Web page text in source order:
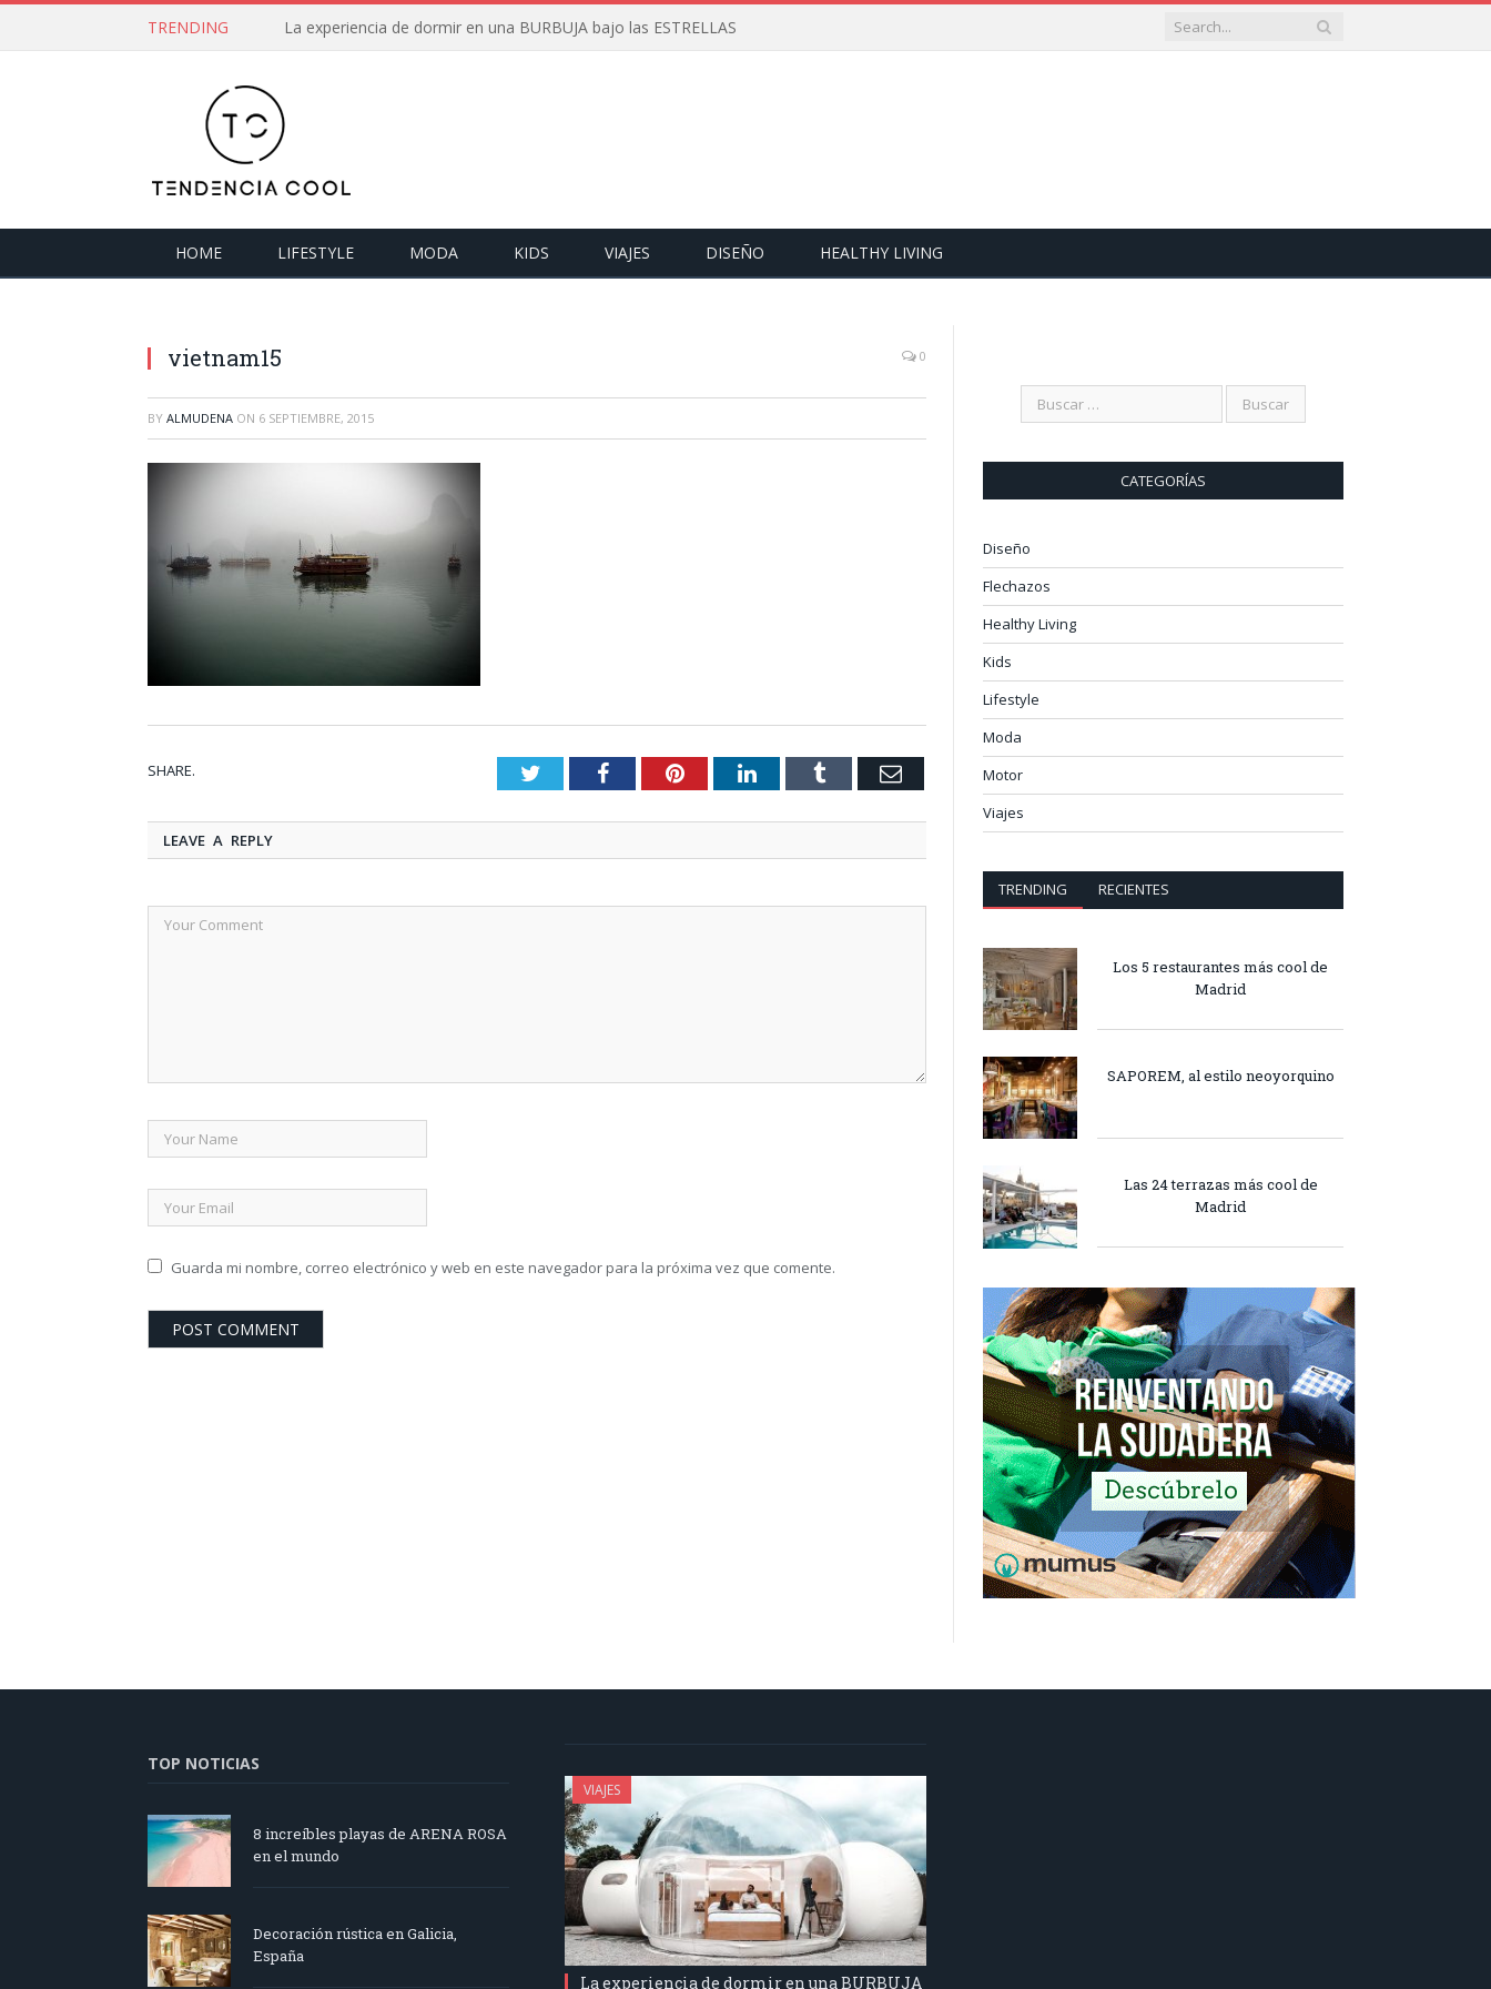
TRENDING La experiencia de dormir en una BURBUJA bajo las ESTRELLAS
HOME LIFESTYLE MODA KIDS VIAJES DISEÑO HEALTHY LIVING
vietnam15 0
BY ALMUDENA ON 6 SEPTIEMBRE, 2015
SHARE. TwitterFacebookPinterestLinkedInTumblr Email
LEAVE A REPLY
Guarda mi nombre, correo electrónico y web en este navegador para la próxima vez que comente.
CATEGORÍAS
Diseño
Flechazos
Healthy Living
Kids
Lifestyle
Moda
Motor
Viajes
TRENDING RECIENTES
Los 5 restaurantes más cool de
Madrid
SAPOREM, al estilo neoyorquino
Las 24 terrazas más cool de
Madrid
TOP NOTICIAS
8 increíbles playas de ARENA ROSA
en el mundo
Decoración rústica en Galicia,
España
VIAJES
La experiencia de dormir en una BURBUJA